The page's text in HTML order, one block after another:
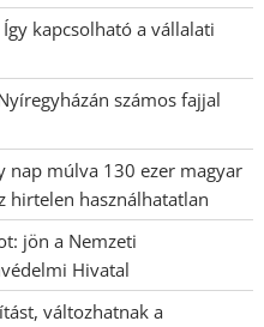
kapcsolható a vállalati
számos fajjal
nap múlva 130 ezer magyar
hirtelen használhatatlan
jön a Nemzeti
Hivatal
változhatnak a